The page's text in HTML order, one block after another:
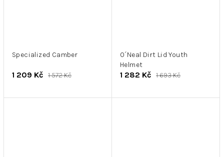
Specialized Camber
1 209 Kč 1 572 Kč
O´Neal Dirt Lid Youth
Helmet
1 282 Kč 1 693 Kč